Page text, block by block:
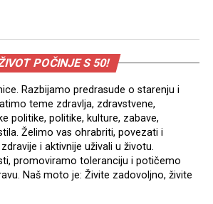
POČINJE S 50!
Razbijamo predrasude o starenju i
teme zdravlja, zdravstvene,
politike, politike, kulture, zabave,
Želimo vas ohrabriti, povezati i
i aktivnije uživali u životu.
promoviramo toleranciju i potičemo
Naš moto je: Živite zadovoljno, živite